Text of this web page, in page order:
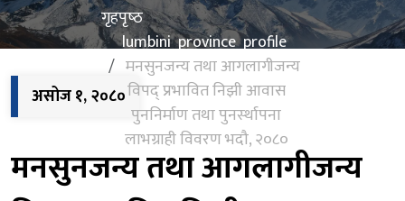
गृहपृष्‍ठ
lumbini_province_profile
मनसुनजन्य तथा आगलागीजन्य
विपद् प्रभावित निझी आवास
पुननिर्माण तथा पुनस्‍‍र्थापना
लाभग्राही विवरण भदौ, २०८०
असोज १, २०८०
मनसुनजन्य तथा आगलागीजन्य